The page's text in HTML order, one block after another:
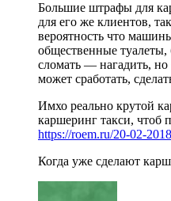
Большие штрафы для
для его же клиентов,
вероятность что
общественные туалеты,
сломать — нагадить,
может сработать,
Имхо реально крутой
каршеринг такси, чтоб
https://roem.ru/20-02-
Когда уже сделают